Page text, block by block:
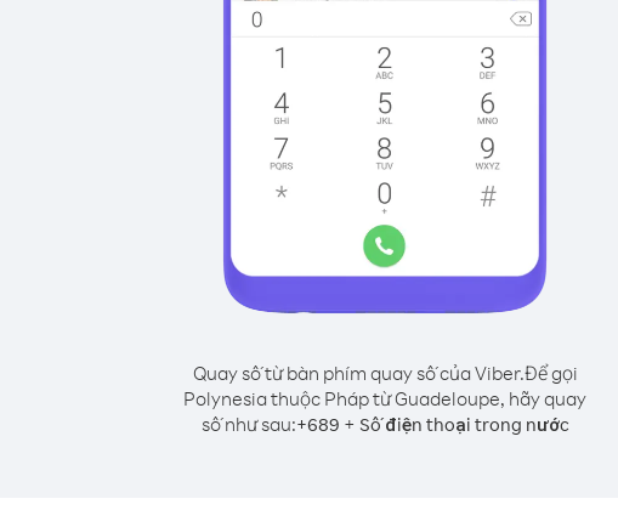
Quay số từ bàn phím quay số của Viber.Để gọi
Polynesia thuộc Pháp từ Guadeloupe, hãy quay
số như sau:+689 + Số điện thoại trong nước